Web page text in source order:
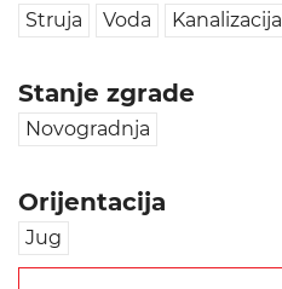
Struja Voda Kanalizacija
Stanje zgrade
Novogradnja
Orijentacija
Jug